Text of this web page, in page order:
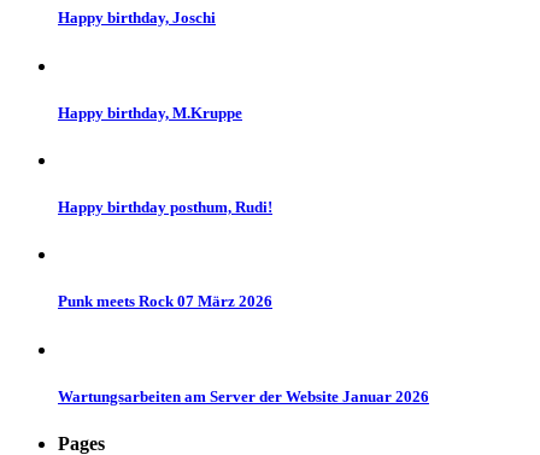
Happy birthday, Joschi
Happy birthday, M.Kruppe
Happy birthday posthum, Rudi!
Punk meets Rock 07 März 2026
Wartungsarbeiten am Server der Website Januar 2026
Pages